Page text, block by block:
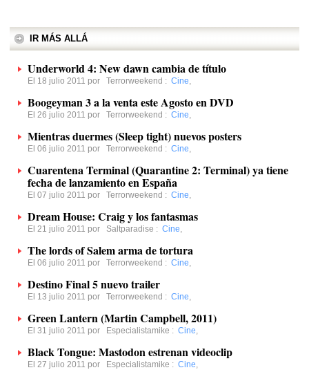
IR MÁS ALLÁ
Underworld 4: New dawn cambia de título
El 18 julio 2011 por Terrorweekend : Cine,
Boogeyman 3 a la venta este Agosto en DVD
El 26 julio 2011 por Terrorweekend : Cine,
Mientras duermes (Sleep tight) nuevos posters
El 06 julio 2011 por Terrorweekend : Cine,
Cuarentena Terminal (Quarantine 2: Terminal) ya tiene
fecha de lanzamiento en España
El 07 julio 2011 por Terrorweekend : Cine,
Dream House: Craig y los fantasmas
El 21 julio 2011 por Saltparadise : Cine,
The lords of Salem arma de tortura
El 06 julio 2011 por Terrorweekend : Cine,
Destino Final 5 nuevo trailer
El 13 julio 2011 por Terrorweekend : Cine,
Green Lantern (Martin Campbell, 2011)
El 31 julio 2011 por Especialistamike : Cine,
Black Tongue: Mastodon estrenan videoclip
El 27 julio 2011 por Especialistamike : Cine,